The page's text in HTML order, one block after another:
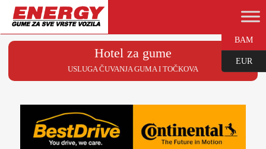
Hotel za gume
USLUGA ČUVANJA GUMA I TOČKOVA
BAM
EUR